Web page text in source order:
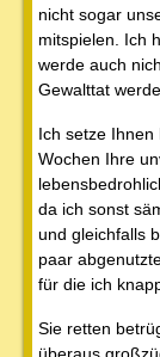
nicht sogar
mitspielen. Ich
werde auch
Gewalttat
Ich setze
Wochen Ihre
da ich sonst
und gleichfalls
paar
für die ich
Sie retten